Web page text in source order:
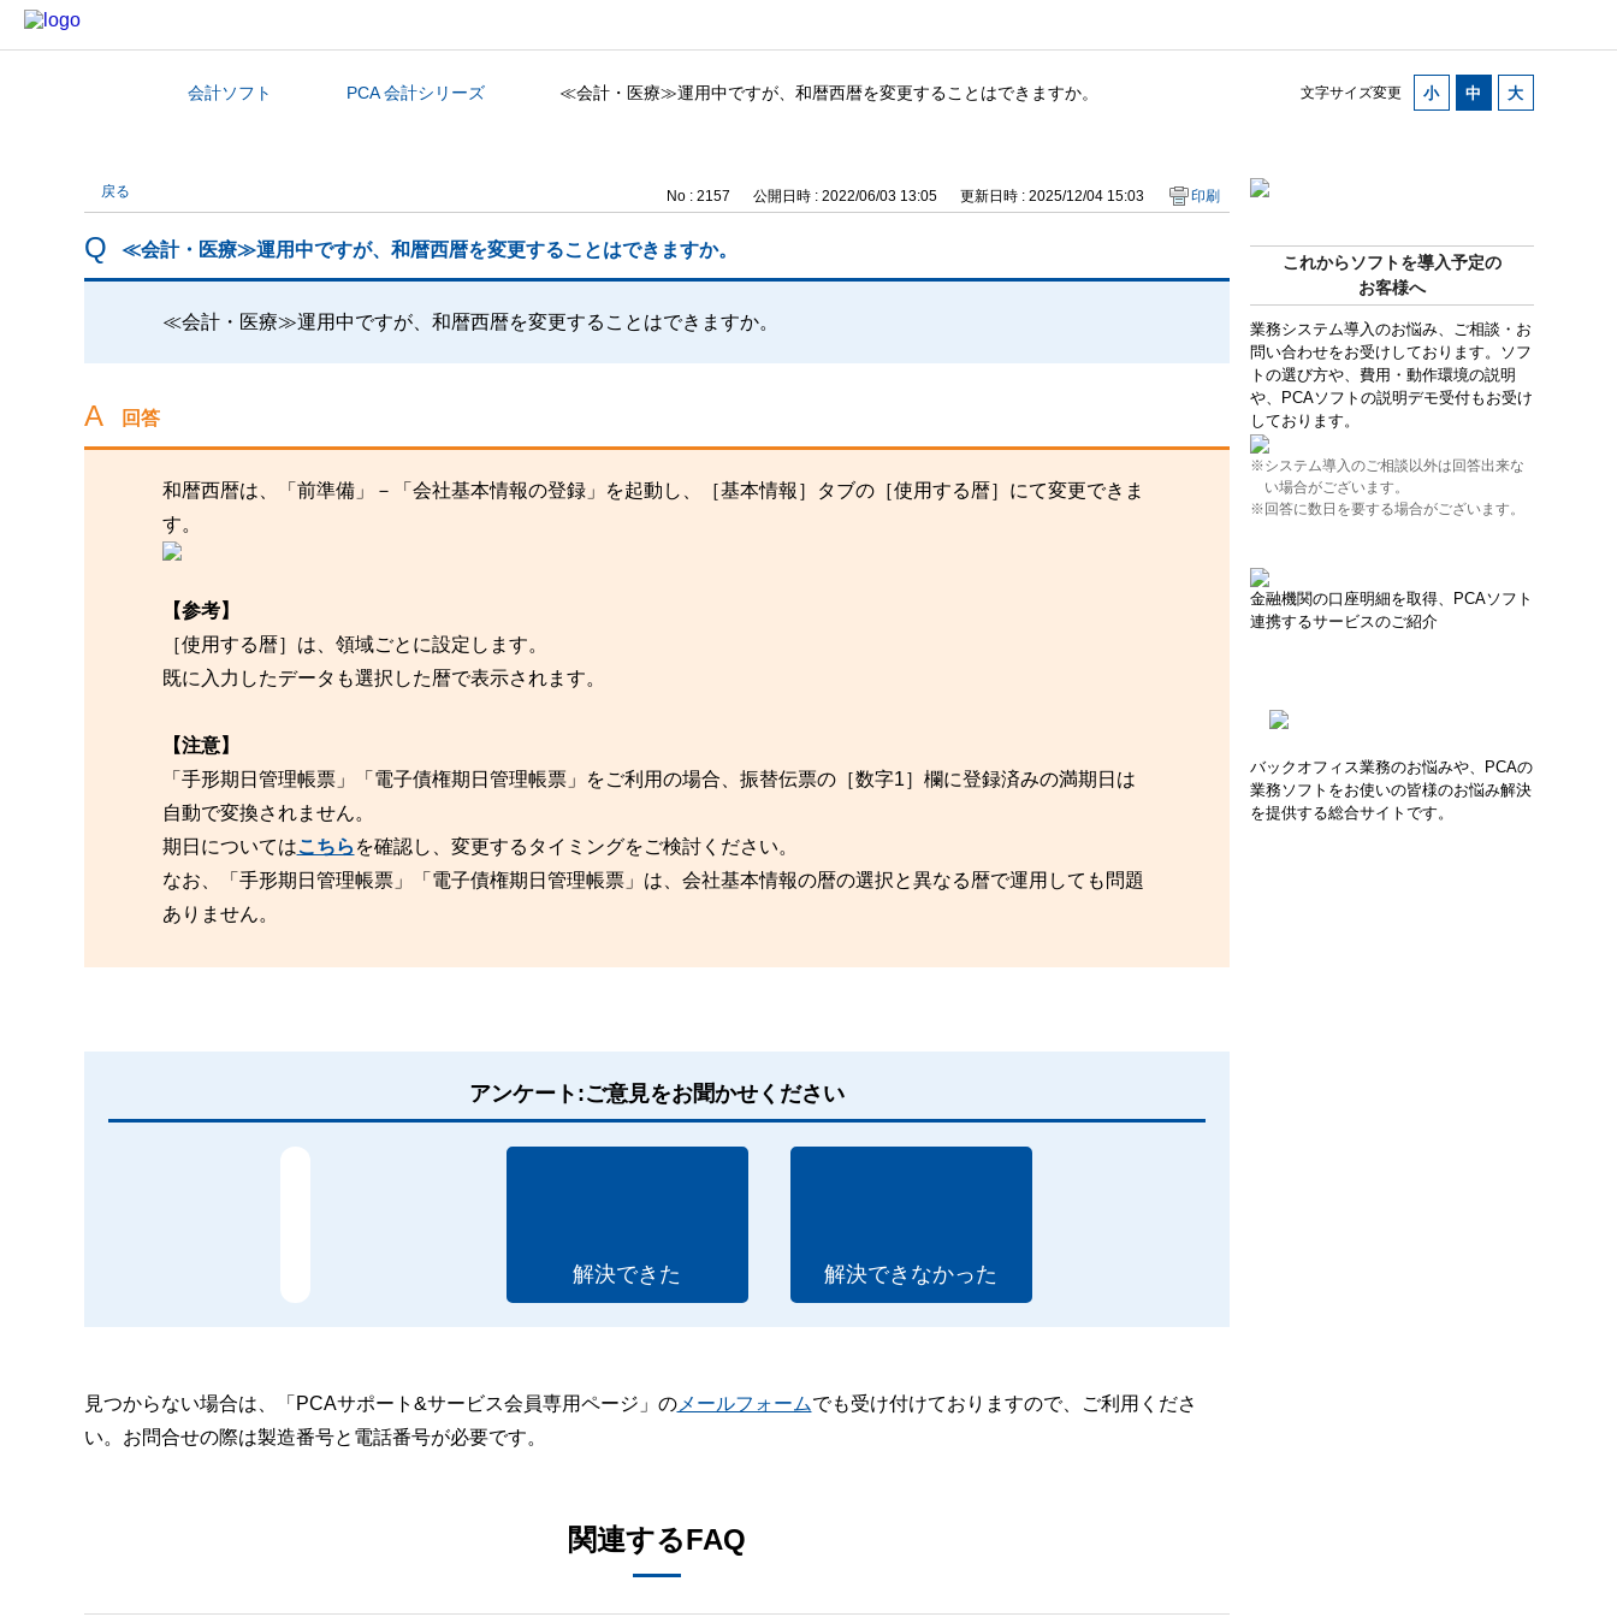
文字サイズ変更
カテゴリから探す
会計ソフト PCA 会計シリーズ ≪会計・医療≫運用中ですが、和暦西暦を変更することはできますか。
これからソフトを導入予定の
お客様へ
業務システム導入のお悩み、ご相談・お
問い合わせをお受けしております。ソフ
トの選び方や、費用・動作環境の説明
や、PCAソフトの説明デモ受付もお受け
しております。
※システム導入のご相談以外は回答出来な
い場合がございます。
※回答に数日を要する場合がございます。
金融機関の口座明細を取得、PCAソフト
連携するサービスのご紹介
バックオフィス業務のお悩みや、PCAの
業務ソフトをお使いの皆様のお悩み解決
を提供する総合サイトです。
戻る No : 2157 公開日時 : 2022/06/03 13:05 更新日時 : 2025/12/04 15:03 印刷
≪会計・医療≫運用中ですが、和暦西暦を変更することはできますか。
≪会計・医療≫運用中ですが、和暦西暦を変更することはできますか。
回答
和暦西暦は、「前準備」－「会社基本情報の登録」を起動し、［基本情報］タブの［使用する暦］にて変更できま
す。
【参考】
［使用する暦］は、領域ごとに設定します。
既に入力したデータも選択した暦で表示されます。
【注意】
「手形期日管理帳票」「電子債権期日管理帳票」をご利用の場合、振替伝票の［数字1］欄に登録済みの満期日は
自動で変換されません。
期日についてはこちら を確認し、変更するタイミングをご検討ください。
なお、「手形期日管理帳票」「電子債権期日管理帳票」は、会社基本情報の暦の選択と異なる暦で運用しても問題
ありません。
アンケート:ご意見をお聞かせください
解決できた 解決できなかった
見つからない場合は、「PCAサポート&サービス会員専用ページ」のメールフォームでも受け付けておりますので、ご利用くださ
い。お問合せの際は製造番号と電話番号が必要です。
関連するFAQ